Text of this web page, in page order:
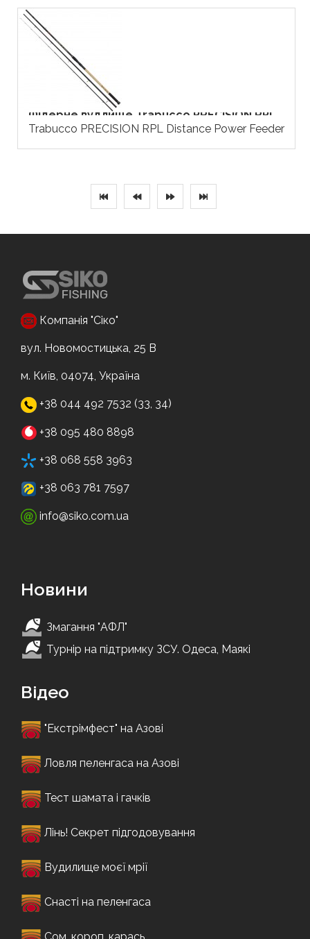
Фідерне вудлище Trabucco PRECISION RPL...
Trabucco PRECISION RPL Distance Power Feeder
Компанія "Сіко"
вул. Новомостицька, 25 В
м. Київ, 04074, Україна
+38 044 492 7532 (33, 34)
+38 095 480 8898
+38 068 558 3963
+38 063 781 7597
info@siko.com.ua
Новини
Змагання "АФЛ"
Турнір на підтримку ЗСУ. Одеса, Маякі
Відео
"Екстрімфест" на Азові
Ловля пеленгаса на Азові
Тест шамата і гачків
Лінь! Секрет підгодовування
Вудилище моєї мрії
Снасті на пеленгаса